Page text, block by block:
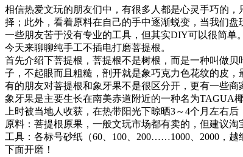
相信热爱文玩的朋友们中，有很多人都是心灵手巧的
择；此外，看着原料在自己的手中逐渐蜕变，当我们盘
一些朋友苦于没有专业的工具，但其实DIY可以很简单。
今天来聊聊纯手工不插电打磨菩提根。
首先介绍下菩提根，菩提根不是树根，而是一种叫做
子，不起眼而且粗糙，剖开就是象巧克力色花纹的皮
有的朋友对菩提根和象牙果不是很区分开，更有一些商
象牙果是主要生长在南美赤道附近的一种名为TAGUA
上时被当地人收获，在热带阳光下晾晒3～4个月左右
原料：菩提根原果，一般文玩市场都有卖的，但建议淘
工具：各标号砂纸（60、100、200……1000、2000，
下面开磨！